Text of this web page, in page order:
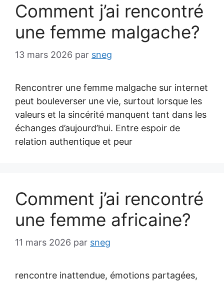
Comment j’ai rencontré
une femme malgache?
13 mars 2026 par sneg
Rencontrer une femme malgache sur internet
peut bouleverser une vie, surtout lorsque les
valeurs et la sincérité manquent tant dans les
échanges d’aujourd’hui. Entre espoir de
relation authentique et peur
Comment j’ai rencontré
une femme africaine?
11 mars 2026 par sneg
rencontre inattendue, émotions partagées,